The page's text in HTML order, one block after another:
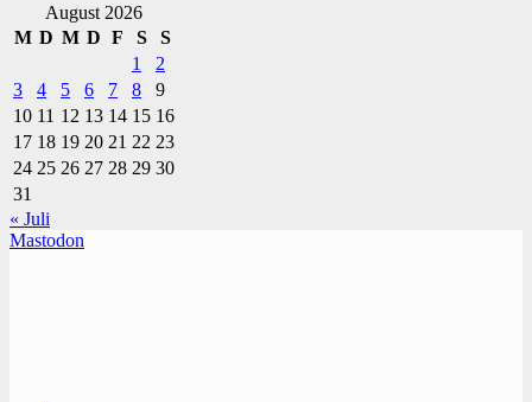
August 2026
M D M D F S
S
1
2
3
4 5 6 7 8
9
10 11 12 13 14 15 16
17 18 19 20 21 22 23
24 25 26 27 28 29 30
31
« Juli
Mastodon